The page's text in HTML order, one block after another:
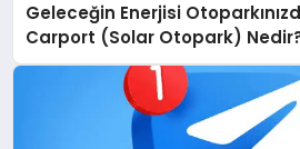
Geleceğin Enerjisi
Carport (Solar Otopark)